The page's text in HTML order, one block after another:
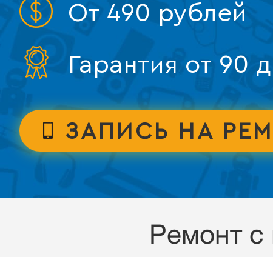
От 490 рублей
Гарантия от 90
ЗАПИСЬ НА
Ремонт с